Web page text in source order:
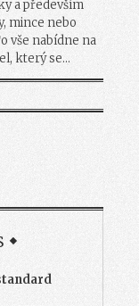
a především
mince nebo
vše nabídne na
který se...